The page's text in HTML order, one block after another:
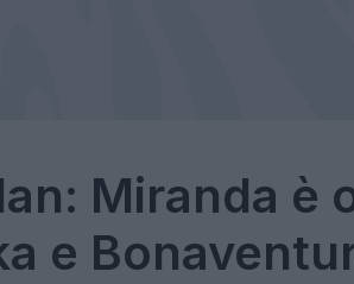
Miranda è
e